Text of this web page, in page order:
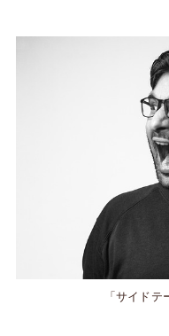
「サイドテ